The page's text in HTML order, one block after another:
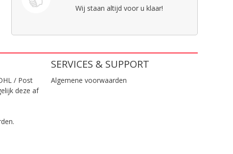
Wij staan altijd voor u klaar!
/ Post
deze af
.
SERVICES & SUPPORT
Algemene voorwaarden